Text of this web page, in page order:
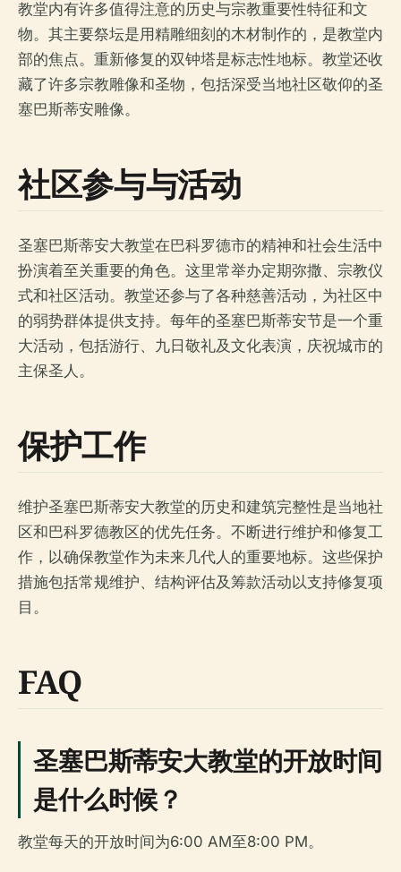
教堂内有许多值得注意的历史与宗教重要性特征和文
物。其主要祭坛是用精雕细刻的木材制作的，是教堂内
部的焦点。重新修复的双钟塔是标志性地标。教堂还收
藏了许多宗教雕像和圣物，包括深受当地社区敬仰的圣
塞巴斯蒂安雕像。
社区参与与活动
圣塞巴斯蒂安大教堂在巴科罗德市的精神和社会生活中
扮演着至关重要的角色。这里常举办定期弥撒、宗教仪
式和社区活动。教堂还参与了各种慈善活动，为社区中
的弱势群体提供支持。每年的圣塞巴斯蒂安节是一个重
大活动，包括游行、九日敬礼及文化表演，庆祝城市的
主保圣人。
保护工作
维护圣塞巴斯蒂安大教堂的历史和建筑完整性是当地社
区和巴科罗德教区的优先任务。不断进行维护和修复工
作，以确保教堂作为未来几代人的重要地标。这些保护
措施包括常规维护、结构评估及筹款活动以支持修复项
目。
FAQ
圣塞巴斯蒂安大教堂的开放时间
是什么时候？
教堂每天的开放时间为6:00 AM至8:00 PM。